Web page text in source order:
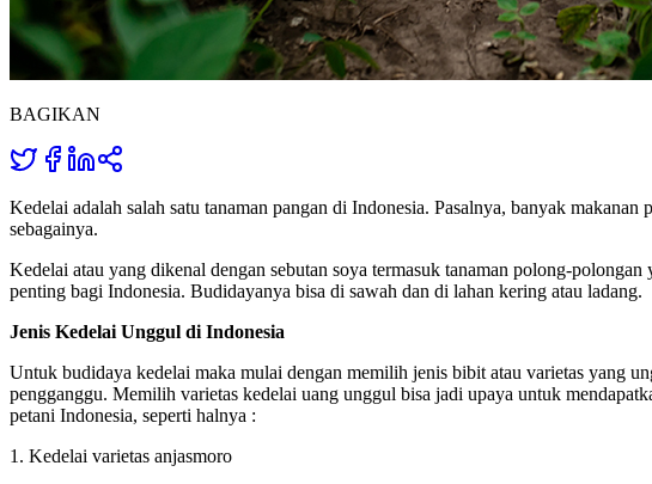
BAGIKAN
Kedelai adalah salah satu tanaman pangan di Indonesia. Pasalnya, banyak
sebagainya.
Kedelai atau yang dikenal dengan sebutan soya termasuk tanaman polong-
penting bagi Indonesia. Budidayanya bisa di sawah dan di lahan kering atau ladang.
Jenis Kedelai Unggul di Indonesia
Untuk budidaya kedelai maka mulai dengan memilih jenis bibit atau varietas yang
pengganggu. Memilih varietas kedelai uang unggul bisa jadi upaya untuk
petani Indonesia, seperti halnya :
1. Kedelai varietas anjasmoro